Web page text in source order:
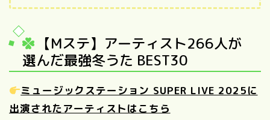
【Mステ】アーティスト266人が
選んだ最強冬うた BEST30
ミュージックステーション SUPER LIVE 2025に
出演されたアーティストはこちら